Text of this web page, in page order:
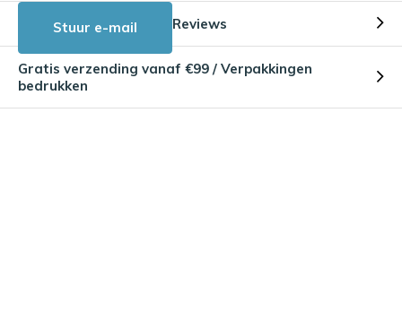
Stuur e-mail Reviews
Gratis verzending vanaf €99 / Verpakkingen
bedrukken